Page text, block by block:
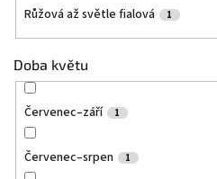
Růžová až světle fialová 1
Doba květu
Červenec–září 1
Červenec–srpen 1